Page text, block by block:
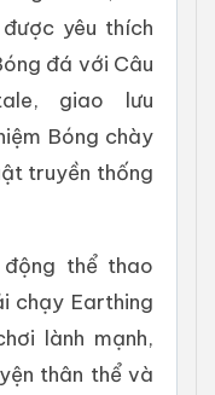
yêu thích
đá với Câu
giao lưu
Bóng chày
truyền thống
thể thao
chạy Earthing
lành mạnh,
thân thể và